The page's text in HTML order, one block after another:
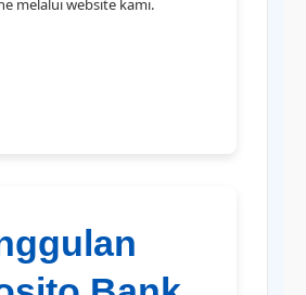
melalui website kami.